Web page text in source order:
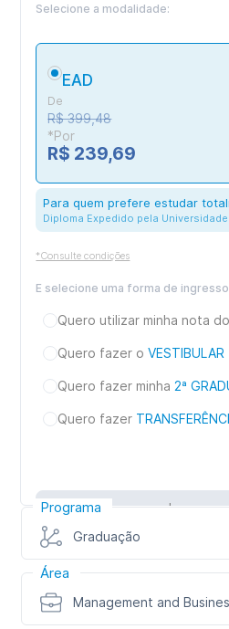
Programa
Graduação
Área
Management and
Selecione a modalidade:
EAD
De
R$ 399,48
*Por
R$ 239,69
Para quem prefere estudar
Diploma Expedido pela
*Consulte condições
E selecione uma forma de ingresso
Quero utilizar minha nota
Quero fazer oVESTIBULAR
Quero fazer minha 2ª
Quero fazer
Inscreva-